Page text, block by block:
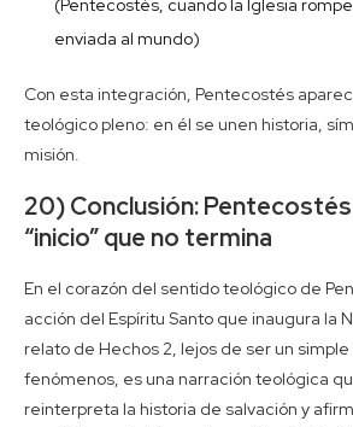
(Pentecostés, cuando la Iglesia
enviada al mundo)
Con esta integración, Pentecostés
teológico pleno: en él se unen historia,
misión.
20) Conclusión:
“inicio” que no termina
En el corazón del sentido teológico de
acción del Espíritu Santo que inaugura la
relato de Hechos 2, lejos de ser un
fenómenos, es una narración teológica
reinterpreta la historia de salvación y